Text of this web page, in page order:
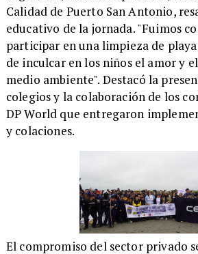
Calidad de Puerto San Antonio,
educativo de la jornada. "Fuimos
participar en una limpieza de
de inculcar en los niños el amor y
medio ambiente". Destacó la
colegios y la colaboración de los
DP World que entregaron
y colaciones.
​​El compromiso del sector privado